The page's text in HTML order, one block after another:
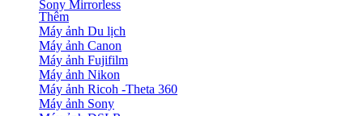
Sony Mirrorless
Thêm
Máy ảnh Du lịch
Máy ảnh Canon
Máy ảnh Fujifilm
Máy ảnh Nikon
Máy ảnh Ricoh -Theta 360
Máy ảnh Sony